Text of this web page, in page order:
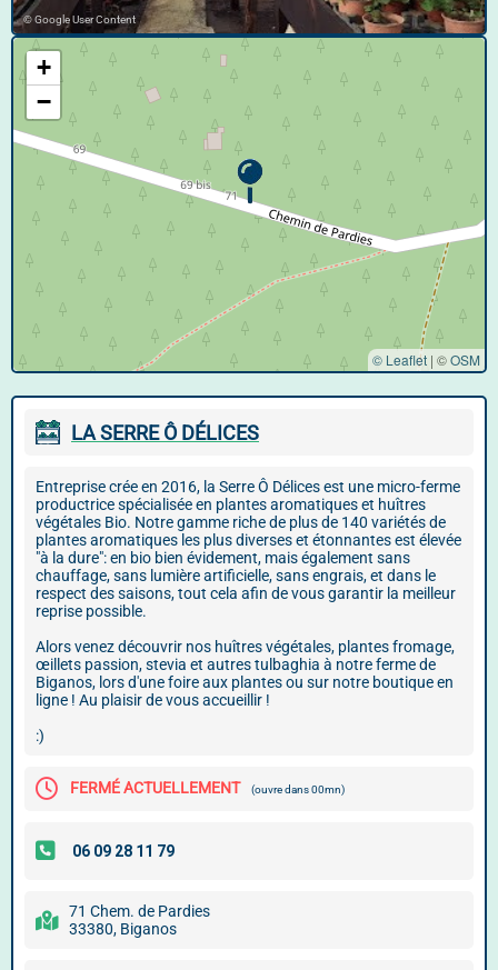
© Google User Content
+
−
© Leaflet | ©OSM
LA SERRE Ô DÉLICES
Entreprise crée en 2016, la Serre Ô Délices est une micro-ferme
productrice spécialisée en plantes aromatiques et huîtres
végétales Bio. Notre gamme riche de plus de 140 variétés de
plantes aromatiques les plus diverses et étonnantes est élevée
"à la dure": en bio bien évidement, mais également sans
chauffage, sans lumière artificielle, sans engrais, et dans le
respect des saisons, tout cela afin de vous garantir la meilleur
reprise possible.
Alors venez découvrir nos huîtres végétales, plantes fromage,
œillets passion, stevia et autres tulbaghia à notre ferme de
Biganos, lors d'une foire aux plantes ou sur notre boutique en
ligne ! Au plaisir de vous accueillir !
:)
FERMÉ ACTUELLEMENT (ouvre dans 00mn)
71 Chem. de Pardies
33380, Biganos